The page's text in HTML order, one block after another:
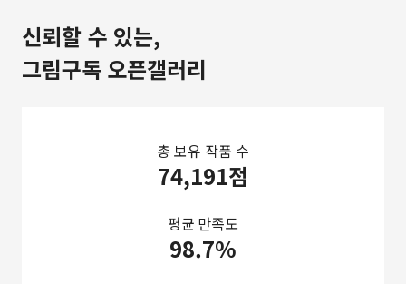
신뢰할 수 있는,
그림구독 오픈갤러리
총 보유 작품 수
74,191점
평균 만족도
98.7%